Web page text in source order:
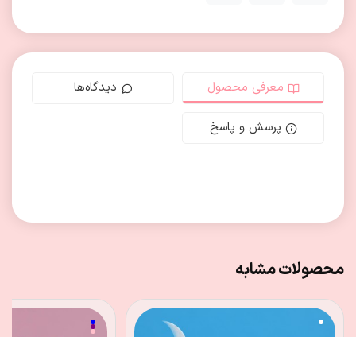
معرفی محصول دیدگاه‌ها
پرسش و پاسخ
محصولات مشابه